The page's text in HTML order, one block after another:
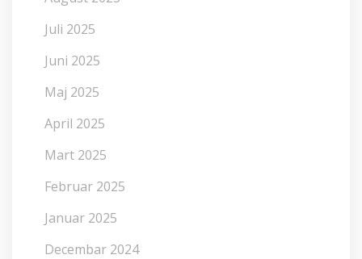
Juli 2025
Juni 2025
Maj 2025
April 2025
Mart 2025
Februar 2025
Januar 2025
Decembar 2024